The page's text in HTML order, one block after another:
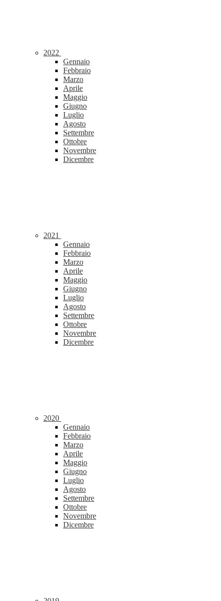
2022
Gennaio
Febbraio
Marzo
Aprile
Maggio
Giugno
Luglio
Agosto
Settembre
Ottobre
Novembre
Dicembre
2021
Gennaio
Febbraio
Marzo
Aprile
Maggio
Giugno
Luglio
Agosto
Settembre
Ottobre
Novembre
Dicembre
2020
Gennaio
Febbraio
Marzo
Aprile
Maggio
Giugno
Luglio
Agosto
Settembre
Ottobre
Novembre
Dicembre